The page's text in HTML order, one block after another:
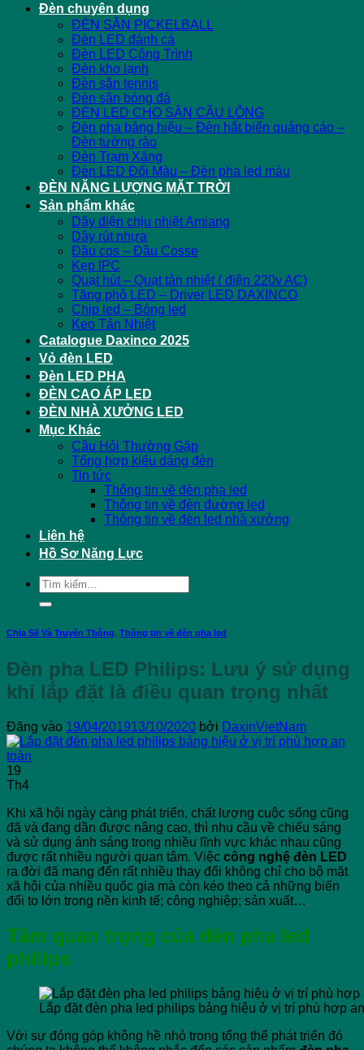
Đèn chuyên dụng
ĐÈN SÂN PICKELBALL
Đèn LED đánh cá
Đèn LED Công Trình
Đèn kho lạnh
Đèn sân tennis
Đèn sân bóng đá
ĐÈN LED CHO SÂN CẦU LÔNG
Đèn pha bảng hiệu – Đèn hắt biển quảng cáo –
Đèn tường rào
Đèn Trạm Xăng
Đèn LED Đổi Màu – Đèn pha led màu
ĐÈN NĂNG LƯỢNG MẶT TRỜI
Sản phẩm khác
Dây điện chịu nhiệt Amiang
Dây rút nhựa
Đầu cos – Đầu Cosse
Kẹp IPC
Quạt hút – Quạt tản nhiệt ( điện 220v AC)
Tăng phô LED – Driver LED DAXINCO
Chip led – Bóng led
Keo Tản Nhiệt
Catalogue Daxinco 2025
Vỏ đèn LED
Đèn LED PHA
ĐÈN CAO ÁP LED
ĐÈN NHÀ XƯỞNG LED
Mục Khác
Câu Hỏi Thường Gặp
Tổng hợp kiểu dáng đèn
Tin tức
Thông tin về đèn pha led
Thông tin về đèn đường led
Thông tin về đèn led nhà xưởng
Liên hệ
Hồ Sơ Năng Lực
Tìm
kiếm:
Chia Sẽ Và Truyền Thông, Thông tin về đèn pha led
Đèn pha LED Philips: Lưu ý sử dụng
khi lắp đặt là điều quan trọng nhất
Đăng vào 19/04/201913/10/2020 bởi DaxinVietNam
19
Th4
Khi xã hội ngày càng phát triển, chất lượng cuộc sống cũng
đã và đang dần được nâng cao, thì nhu cầu về chiếu sáng
và sử dụng ánh sáng trong nhiều lĩnh vực khác nhau cũng
được rất nhiều người quan tâm. Việc công nghệ đèn LED
ra đời đã mang đến rất nhiều thay đổi không chỉ cho bộ mặt
xã hội của nhiều quốc gia mà còn kéo theo cả những biến
đổi to lớn trong nền kinh tế; công nghiệp; sản xuất…
Tầm quan trọng của đèn pha led
philips
Lắp đặt đèn pha led philips bảng hiệu ở vị trí phù hợp
Với sự đóng góp không hề nhỏ trong tổng thể phát triển đó